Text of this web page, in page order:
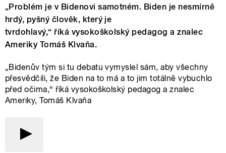
„Problém je v Bidenovi samotném. Biden je nesmírně
hrdý, pyšný člověk, který je
tvrdohlavý,“ říká vysokoškolský pedagog a znalec
Ameriky Tomáš Klvaňa.
„Bidenův tým si tu debatu vymyslel sám, aby všechny
přesvědčili, že Biden na to má a to jim totálně vybuchlo
před očima,“ říká vysokoškolský pedagog a znalec
Ameriky, Tomáš Klvaňa